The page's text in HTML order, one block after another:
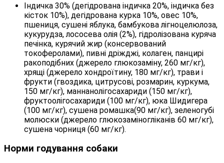
Індичка 30% (дегідрована індичка 20%, індичка без
кісток 10%), дегідрована курка 10%, овес 10%,
пшениця, сушені яблука, бамбукова лігноцелюлоза,
кукурудза, лососева олія (2%), гідролізована куряча
печінка, курячий жир (консервований
токоферолами), пивні дріжджі, колаген, панцирі
ракоподібних (джерело глюкозаміну, 260 мг/кг),
хрящі (джерело хондроїтину, 180 мг/кг), трави і
фрукти (гвоздика, цитрусові, розмарин, куркума,
150 мг/кг), маннанолігосахариди (150 мг/кг),
фруктоолігосахариди (100 мг/кг), юка Шидигера
(100 мг/кг), сушена ромашка(90 мг/кг), зеленогубі
молюски (джерело глюкозаміногліканів 60 мг/кг),
сушена чорниця (60 мг/кг).
Норми годування собаки